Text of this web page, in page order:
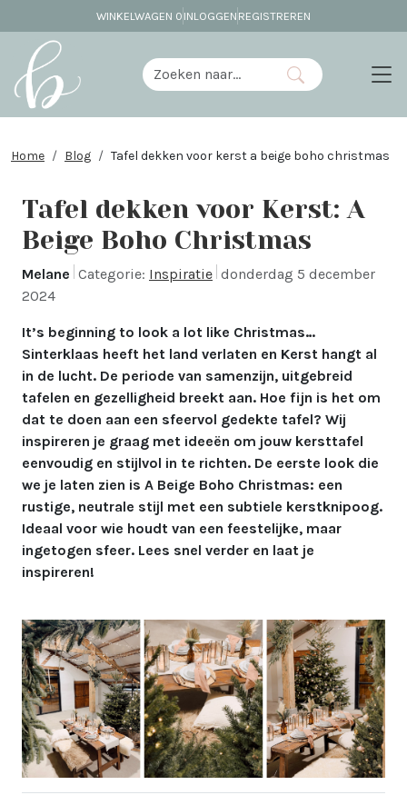
WINKELWAGEN 0 INLOGGEN REGISTREREN
Home Blog Tafel dekken voor kerst a beige boho christmas
Tafel dekken voor Kerst: A
Beige Boho Christmas
Melane Categorie: Inspiratie donderdag 5 december
2024
It’s beginning to look a lot like Christmas…
Sinterklaas heeft het land verlaten en Kerst hangt al
in de lucht. De periode van samenzijn, uitgebreid
tafelen en gezelligheid breekt aan. Hoe fijn is het om
dat te doen aan een sfeervol gedekte tafel? Wij
inspireren je graag met ideeën om jouw kersttafel
eenvoudig en stijlvol in te richten. De eerste look die
we je laten zien is A Beige Boho Christmas: een
rustige, neutrale stijl met een subtiele kerstknipoog.
Ideaal voor wie houdt van een feestelijke, maar
ingetogen sfeer. Lees snel verder en laat je
inspireren!